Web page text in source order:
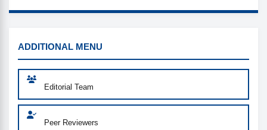
MENU
ADDITIONAL MENU
Editorial Team
Peer Reviewers